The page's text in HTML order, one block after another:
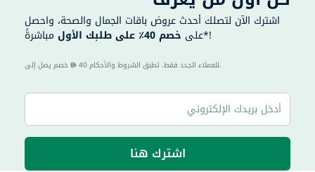
اشترك الآن لتصلك أحدث عروض باقات الجمال والصحة، واحصل
على خصم 40٪ على طلبك الأول مباشرةً*!
40 للعملاء الجدد فقط. تطبق الشروط والأحكام.
اشترك هنا